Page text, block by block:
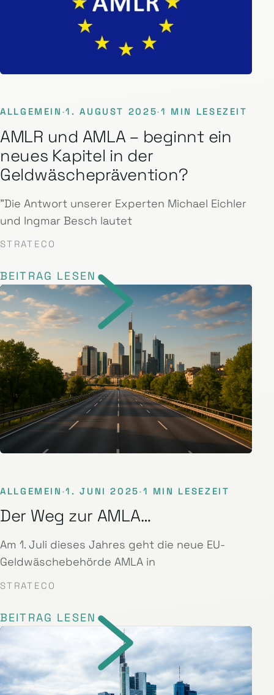
ALLGEMEIN ·1. AUGUST 2025·1 MIN LESEZEIT
AMLR und AMLA – beginnt ein
neues Kapitel in der
Geldwäscheprävention?
"Die Antwort unserer Experten Michael Eichler
und Ingmar Besch lautet
STRATECO
BEITRAG LESEN
ALLGEMEIN ·1. JUNI 2025·1 MIN LESEZEIT
Der Weg zur AMLA…
Am 1. Juli dieses Jahres geht die neue EU-
Geldwäschebehörde AMLA in
STRATECO
BEITRAG LESEN